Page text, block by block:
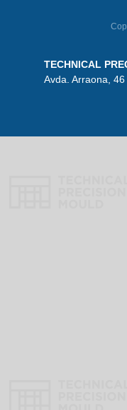
TECHNICAL
Avda. Arraona,